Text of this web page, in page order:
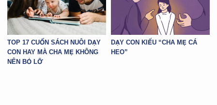
TOP 17 CUỐN SÁCH NUÔI DẠY
CON HAY MÀ CHA MẸ KHÔNG
NÊN BỎ LỠ
DẠY CON KIỂU “CHA MẸ CÁ
HEO”